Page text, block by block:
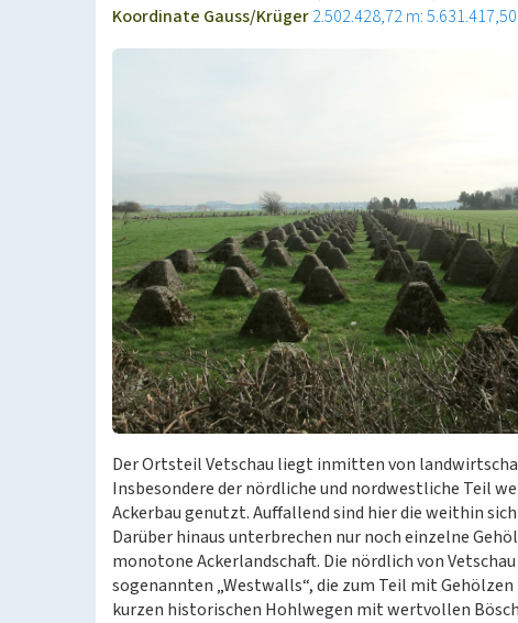
Koordinate Gauss/Krüger2.502.428,72 m:
Der Ortsteil Vetschau liegt inmitten von
Insbesondere der nördliche und nordwestliche Teil
Ackerbau genutzt. Auffallend sind hier die weithin
Darüber hinaus unterbrechen nur noch einzelne
monotone Ackerlandschaft. Die nördlich von
sogenannten „Westwalls“, die zum Teil mit
kurzen historischen Hohlwegen mit wertvollen